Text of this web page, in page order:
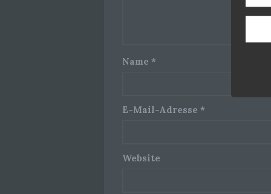
Name *
E-Mail-Adresse *
Website